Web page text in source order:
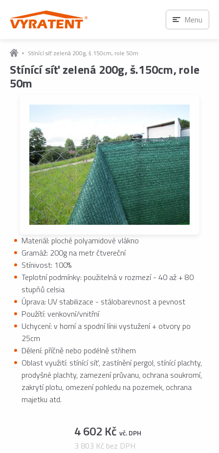
Stínící síť zelená 200g, š.150cm, role 50m
Stínící síť zelená 200g, š.150cm, role
50m
Materiál: ploché polyamidové vlákno
Gramáž: 200g na metr čtvereční
Stínivost: 100%
Teplotní podmínky: použitelná v rozmezí - 40 až + 80
stupňů celsia
Úprava: UV stabilizace - stálobarevnost a pevnost
Použítí: venkovní/vnitřní
Uchycení: v horní a spodní línii vystužení + otvory po
25cm
Dělení: příčně nebo podélně střihem
Oblast využití: stínící síť, zastínění pergol, stínící plachty,
prodyšné plachty, zamezení průvanu, ochrana soukromí,
zakrytí plotu, omezení pohledu na pozemek, ochrana
majetku atd.
4 602 Kč vč. DPH
3 803 Kč bez DPH
Menu